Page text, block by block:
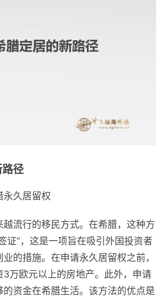
径
久居留权
流行的移民方式。在希腊，这种方
证”，这是一项旨在吸引外国投资者
的措施。在申请永久居留权之前，
3万欧元以上的房地产。此外，申请
资金在希腊生活。该方法的优点是